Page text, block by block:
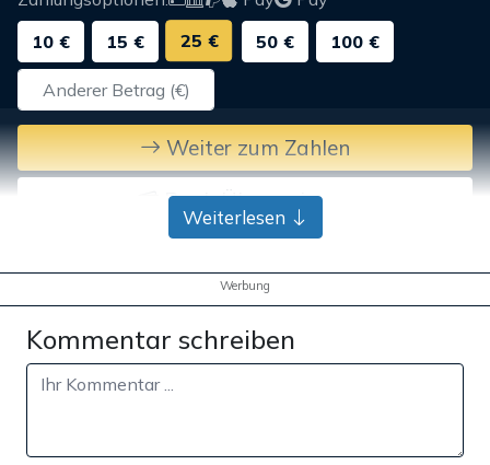
10 €
15 € 25 € 50 € 100 €
Weiter zum Zahlen
Bank-Überweisung
Weiterlesen
Werbung
Kommentar schreiben